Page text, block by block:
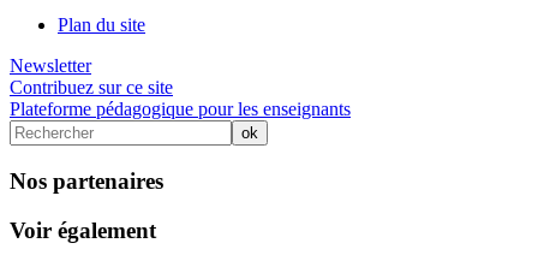
Plan du site
Newsletter
Contribuez sur ce site
Plateforme pédagogique pour les enseignants
Nos partenaires
Voir également